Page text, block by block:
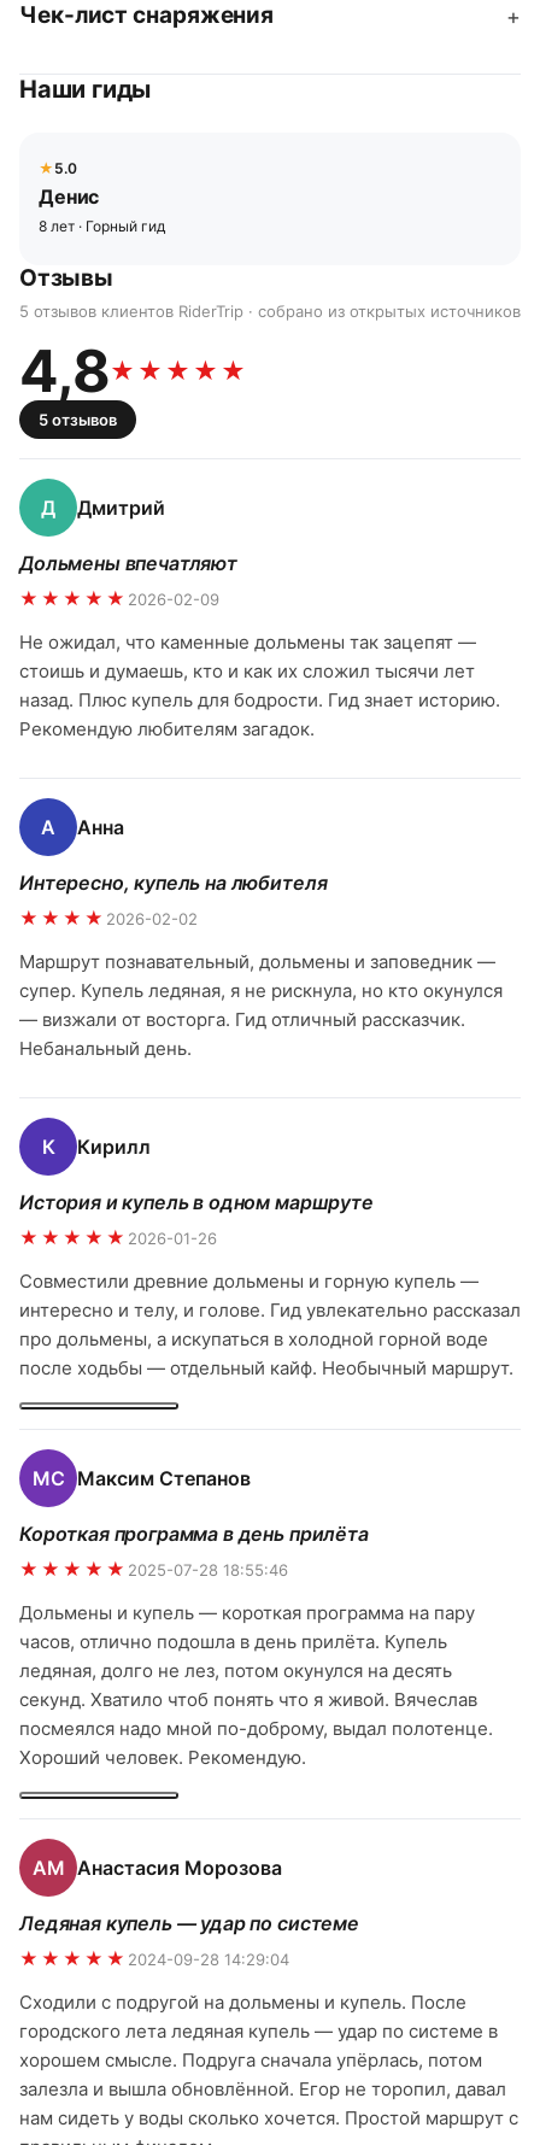
Чек-лист снаряжения +
Наши гиды
5.0
Денис
8 лет · Горный гид
Отзывы
5 отзывов клиентов RiderTrip · собрано из открытых источников
4,8★★★★★
5отзывов
Д Дмитрий
Дольмены впечатляют
★★★★★ 2026-02-09
Не ожидал, что каменные дольмены так зацепят —
стоишь и думаешь, кто и как их сложил тысячи лет
назад. Плюс купель для бодрости. Гид знает историю.
Рекомендую любителям загадок.
А Анна
Интересно, купель на любителя
★★★★ 2026-02-02
Маршрут познавательный, дольмены и заповедник —
супер. Купель ледяная, я не рискнула, но кто окунулся
— визжали от восторга. Гид отличный рассказчик.
Небанальный день.
К Кирилл
История и купель в одном маршруте
★★★★★ 2026-01-26
Совместили древние дольмены и горную купель —
интересно и телу, и голове. Гид увлекательно рассказал
про дольмены, а искупаться в холодной горной воде
после ходьбы — отдельный кайф. Необычный маршрут.
МС Максим Степанов
Короткая программа в день прилёта
★★★★★ 2025-07-28 18:55:46
Дольмены и купель — короткая программа на пару
часов, отлично подошла в день прилёта. Купель
ледяная, долго не лез, потом окунулся на десять
секунд. Хватило чтоб понять что я живой. Вячеслав
посмеялся надо мной по-доброму, выдал полотенце.
Хороший человек. Рекомендую.
АМ Анастасия Морозова
Ледяная купель — удар по системе
★★★★★ 2024-09-28 14:29:04
Сходили с подругой на дольмены и купель. После
городского лета ледяная купель — удар по системе в
хорошем смысле. Подруга сначала упёрлась, потом
залезла и вышла обновлённой. Егор не торопил, давал
нам сидеть у воды сколько хочется. Простой маршрут с